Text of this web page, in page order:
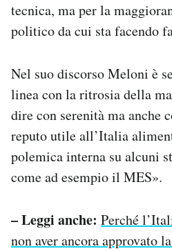
tecnica, ma per la
politico da cui sta facendo
Nel suo discorso Meloni è
linea con la ritrosia della
dire con serenità ma anche
reputo utile all’Italia
polemica interna su alcuni
come ad esempio il MES».
– Leggi anche: Perché
non aver ancora approvato